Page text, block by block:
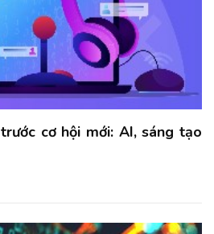
cơ hội mới: AI, sáng tạo